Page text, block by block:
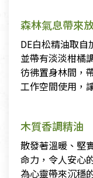
森林氣息帶來
DE白松精油取
並帶有淡淡柑橘
彷彿置身林間，
工作空間使用，
木質香調精油
散發著溫暖、堅
命力，令人安心
為心靈帶來沉穩